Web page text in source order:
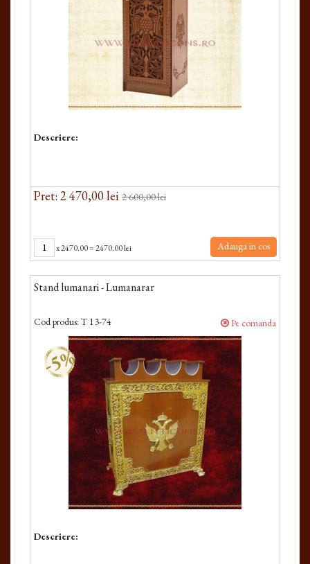
Descriere:
Pret: 2 470,00 lei 2 600,00 lei
x2470.00=2470.00 lei Adauga in cos
Stand lumanari - Lumanarar
Cod produs: T 13-74 Pe comanda
-5%
Descriere: